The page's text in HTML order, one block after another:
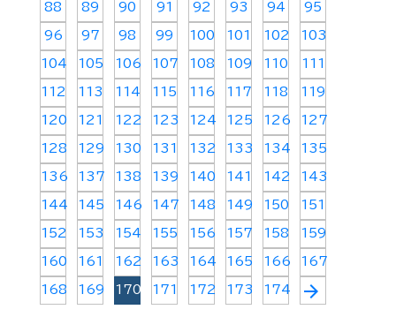
88 89 90 91 92 93 94 95
96 97 98 99 100 101 102 103
104 105 106 107 108 109 110 111
112 113 114 115 116 117 118 119
120 121 122 123 124 125 126 127
128 129 130 131 132 133 134 135
136 137 138 139 140 141 142 143
144 145 146 147 148 149 150 151
152 153 154 155 156 157 158 159
160 161 162 163 164 165 166 167
168 169 170 171 172 173 174 arrow_forward